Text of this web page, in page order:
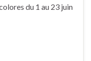
du 1 au 23 juin